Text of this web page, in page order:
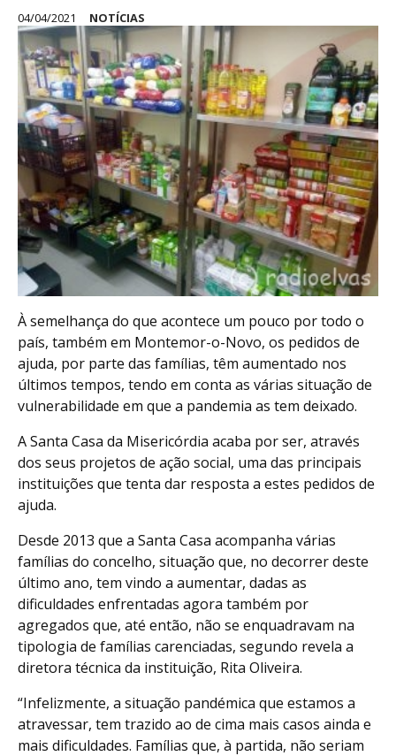
04/04/2021 NOTÍCIAS
À semelhança do que acontece um pouco por todo o
país, também em Montemor-o-Novo, os pedidos de
ajuda, por parte das famílias, têm aumentado nos
últimos tempos, tendo em conta as várias situação de
vulnerabilidade em que a pandemia as tem deixado.
A Santa Casa da Misericórdia acaba por ser, através
dos seus projetos de ação social, uma das principais
instituições que tenta dar resposta a estes pedidos de
ajuda.
Desde 2013 que a Santa Casa acompanha várias
famílias do concelho, situação que, no decorrer deste
último ano, tem vindo a aumentar, dadas as
dificuldades enfrentadas agora também por
agregados que, até então, não se enquadravam na
tipologia de famílias carenciadas, segundo revela a
diretora técnica da instituição, Rita Oliveira.
“Infelizmente, a situação pandémica que estamos a
atravessar, tem trazido ao de cima mais casos ainda e
mais dificuldades. Famílias que, à partida, não seriam